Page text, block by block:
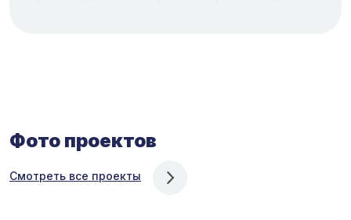
Фото проектов
Смотреть все проекты